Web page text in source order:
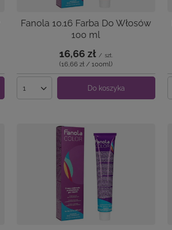
Fanola 10.16 Farba Do Włosów
100 ml
16,66 zł / szt.
(16,66 zł / 100ml)
Ilość produktów Do koszyka